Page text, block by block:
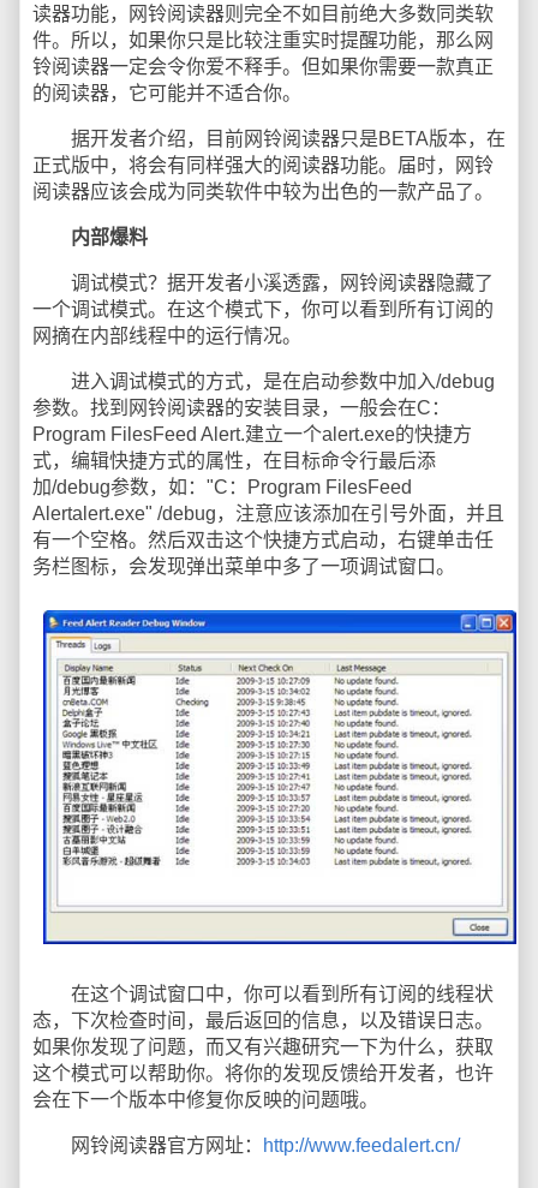
读器功能，网铃阅读器则完全不如目前绝大多数同类软
件。所以，如果你只是比较注重实时提醒功能，那么网
铃阅读器一定会令你爱不释手。但如果你需要一款真正
的阅读器，它可能并不适合你。
据开发者介绍，目前网铃阅读器只是BETA版本，在
正式版中，将会有同样强大的阅读器功能。届时，网铃
阅读器应该会成为同类软件中较为出色的一款产品了。
内部爆料
调试模式？据开发者小溪透露，网铃阅读器隐藏了
一个调试模式。在这个模式下，你可以看到所有订阅的
网摘在内部线程中的运行情况。
进入调试模式的方式，是在启动参数中加入/debug
参数。找到网铃阅读器的安装目录，一般会在C：
Program FilesFeed Alert.建立一个alert.exe的快捷方
式，编辑快捷方式的属性，在目标命令行最后添
加/debug参数，如："C：Program FilesFeed
Alertalert.exe" /debug，注意应该添加在引号外面，并且
有一个空格。然后双击这个快捷方式启动，右键单击任
务栏图标，会发现弹出菜单中多了一项调试窗口。
在这个调试窗口中，你可以看到所有订阅的线程状
态，下次检查时间，最后返回的信息，以及错误日志。
如果你发现了问题，而又有兴趣研究一下为什么，获取
这个模式可以帮助你。将你的发现反馈给开发者，也许
会在下一个版本中修复你反映的问题哦。
网铃阅读器官方网址： http://www.feedalert.cn/